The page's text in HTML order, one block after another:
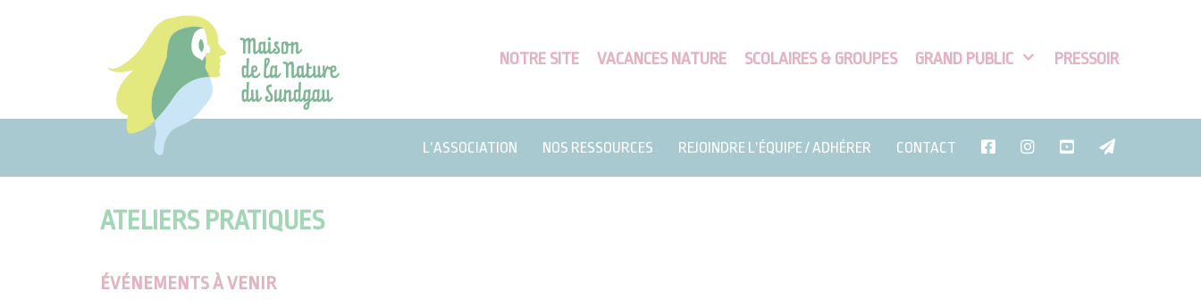
NOTRE SITE VACANCES NATURE SCOLAIRES & GROUPES GRAND PUBLIC PRESSOIR
L’ASSOCIATION NOS RESSOURCES REJOINDRE L’ÉQUIPE / ADHÉRER CONTACT
ATELIERS PRATIQUES
ÉVÉNEMENTS À VENIR